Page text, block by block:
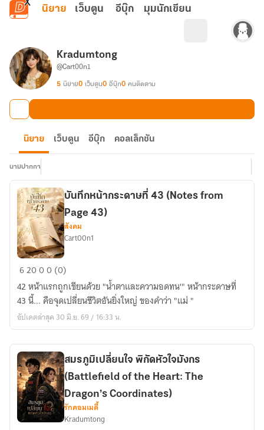
ข้ามไปยังเนื้อหาหลัก
นิยาย เว็บตูน อีบุ๊ก มุมนักเขียน
Kradumtong
@Cart00n1
5 นิยาย0 เว็บตูน0 อีบุ๊ก0 คนติดตาม
นิยาย เว็บตูน อีบุ๊ก คอลเล็กชัน
นามปากกา
บันทึก
กระดาษ
ที่
43
from
Page
43)
บันทึกหน้ากระดาษที่ 43 (Notes from
Page 43)
สังคม
Cart00n1
62000 (0)
42 หน้าแรกถูกเขียนด้วย "น้ำตาและความอดทน'" หน้ากระดาษที่
43 นี้... คือจุดเปลี่ยนชีวิตอันยิ่งใหญ่ ของคำว่า "แม่ "
อัปเดตล่าสุด 30 มิ.ย. 69 / 16:33 น.
สมรภูมิเปลี่ยนใจ พิกัดหัวใจมังกร
(Battlefield of the Heart: The
Dragon’s Coordinates)
รักคอมเมดี้
Kradumtong